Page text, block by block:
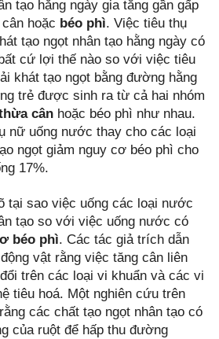
tạo hằng ngày gia tăng gần gấp
hoặc béo phì. Việc tiêu thụ
tạo ngọt nhân tạo hằng ngày có
cứ lợi thế nào so với việc tiêu
khát tạo ngọt bằng đường hằng
trẻ được sinh ra từ cả hai nhóm
cân hoặc béo phì như nhau.
nữ uống nước thay cho các loại
ngọt giảm nguy cơ béo phì cho
17%.
tại sao việc uống các loại nước
tạo so với việc uống nước có
béo phì. Các tác giả trích dẫn
vật rằng việc tăng cân liên
trên các loại vi khuẩn và các vi
tiêu hoá. Một nghiên cứu trên
các chất tạo ngọt nhân tạo có
của ruột để hấp thu đường